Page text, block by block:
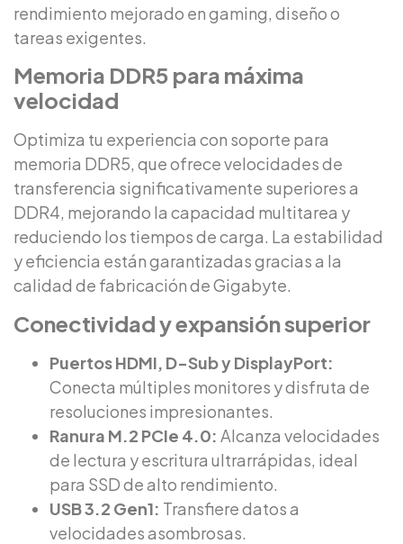
rendimiento mejorado en gaming, diseño o
tareas exigentes.
Memoria DDR5 para máxima
velocidad
Optimiza tu experiencia con soporte para
memoria DDR5, que ofrece velocidades de
transferencia significativamente superiores a
DDR4, mejorando la capacidad multitarea y
reduciendo los tiempos de carga. La estabilidad
y eficiencia están garantizadas gracias a la
calidad de fabricación de Gigabyte.
Conectividad y expansión superior
Puertos HDMI, D-Sub y DisplayPort:
Conecta múltiples monitores y disfruta de
resoluciones impresionantes.
Ranura M.2 PCIe 4.0: Alcanza velocidades
de lectura y escritura ultrarrápidas, ideal
para SSD de alto rendimiento.
USB 3.2 Gen1: Transfiere datos a
velocidades asombrosas.